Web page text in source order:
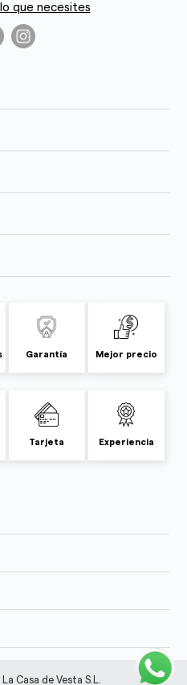
que necesites
Garantía Mejor precio
Tarjeta Experiencia
Casa de Vesta S.L.